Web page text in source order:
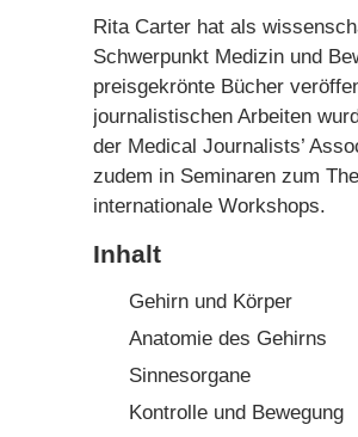
Rita Carter hat als
Schwerpunkt Medizin und
preisgekrönte Bücher
journalistischen Arbeiten
der Medical Journalists’
zudem in Seminaren zum
internationale Workshops.
Inhalt
Gehirn und Körper
Anatomie des Gehirns
Sinnesorgane
Kontrolle und Bewegung